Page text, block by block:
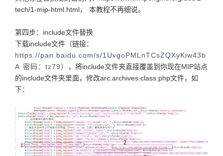
tech/1-mip-html.html， 本教程不再细说。
第四步：include文件替换
下载include文件（链接：
https://pan.baidu.com/s/1UvgoPMLnTCsZQXyKiw43b
A 密码：tz79）
，将include文件夹直接覆盖到你现在MIP站点
的include文件夹里面，修改arc.archives.class.php文件，如
下：